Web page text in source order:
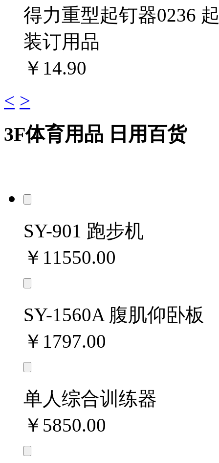
得力重型起钉器0236
装订用品
￥14.90
< >
3F体育用品 日用百货
SY-901 跑步机
￥11550.00
SY-1560A 腹肌仰卧板
￥1797.00
单人综合训练器
￥5850.00